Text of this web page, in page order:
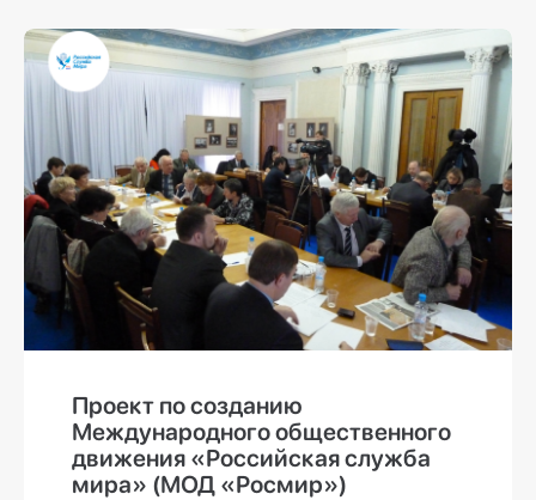
Проект по созданию
Международного общественного
движения «Российская служба
мира» (МОД «Росмир»)